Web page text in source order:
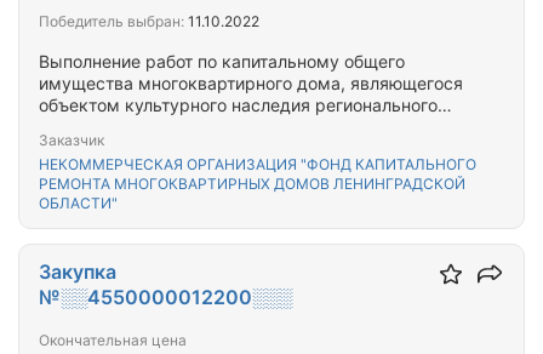
Выполнение работ по капитальному общего
имущества многоквартирного дома, являющегося
объектом культурного наследия регионального
область, Выборгский район, г. Выборг, пр. Ленина,
д. 8
Заказчик
НЕКОММЕРЧЕСКАЯ ОРГАНИЗАЦИЯ "ФОНД КАПИТАЛЬНОГО
РЕМОНТА МНОГОКВАРТИРНЫХ ДОМОВ ЛЕНИНГРАДСКОЙ
ОБЛАСТИ"
Победитель выбран: 11.10.2022
Закупка
№░░4550000012200░░░
Окончательная цена